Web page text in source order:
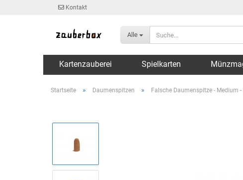
Kontakt
Alle
Kartenzauberei Spielkarten
Startseite » Daumenspitzen » Falsche Daumenspitze - Medium